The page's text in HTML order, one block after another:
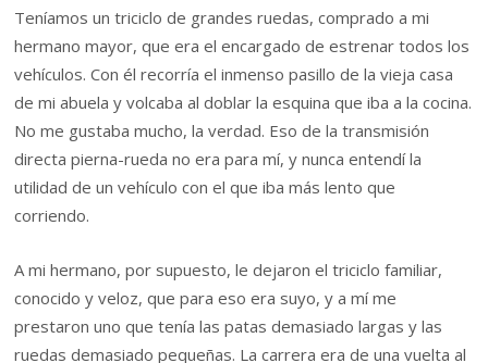
Teníamos un triciclo de grandes ruedas, comprado a mi
hermano mayor, que era el encargado de estrenar todos los
vehículos. Con él recorría el inmenso pasillo de la vieja casa
de mi abuela y volcaba al doblar la esquina que iba a la cocina.
No me gustaba mucho, la verdad. Eso de la transmisión
directa pierna-rueda no era para mí, y nunca entendí la
utilidad de un vehículo con el que iba más lento que
corriendo.
A mi hermano, por supuesto, le dejaron el triciclo familiar,
conocido y veloz, que para eso era suyo, y a mí me
prestaron uno que tenía las patas demasiado largas y las
ruedas demasiado pequeñas. La carrera era de una vuelta al